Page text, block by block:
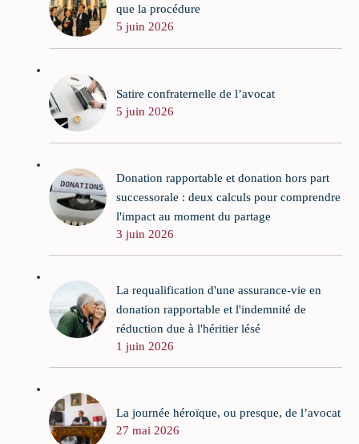
que la procédure
5 juin 2026
Satire confraternelle de l’avocat
5 juin 2026
Donation rapportable et donation hors part
successorale : deux calculs pour comprendre
l'impact au moment du partage
3 juin 2026
La requalification d'une assurance-vie en
donation rapportable et l'indemnité de
réduction due à l'héritier lésé
1 juin 2026
La journée héroïque, ou presque, de l’avocat
27 mai 2026